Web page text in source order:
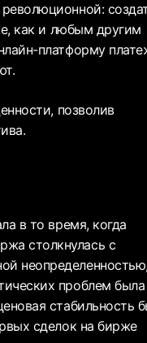
как и любым другим
платформу
позволив
в то время, когда
столкнулась с
проблем была
стабильность
сделок на бирже